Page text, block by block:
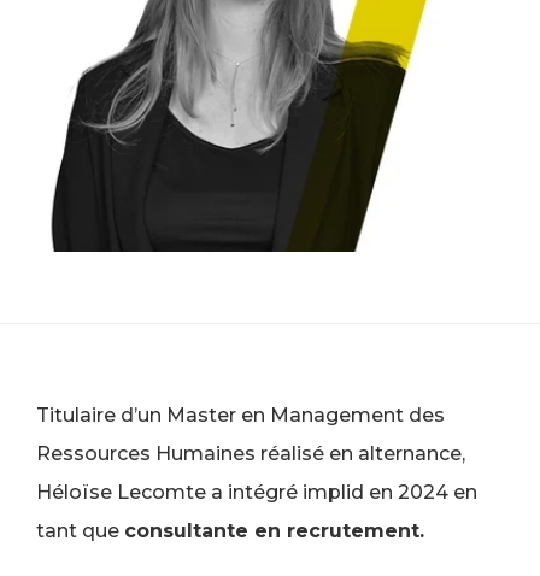
Titulaire d’un Master en Management des
Ressources Humaines réalisé en alternance,
Héloïse Lecomte a intégré implid en 2024 en
tant que consultante en recrutement.